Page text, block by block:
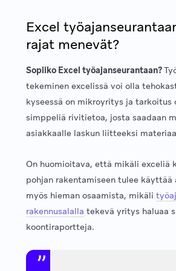
Excel
rajat menevät?
Sopiiko Excel työajanseurantaan?
tekeminen excelissä voi olla
kyseessä on mikroyritys ja tarkoitus
simppeliä rivitietoa, josta saadaan
asiakkaalle laskun liitteeksi
On huomioitava, että mikäli exceliä
pohjan rakentamiseen tulee käyttää
myös hieman osaamista, mikäli
rakennusalalla tekevä yritys haluaa
koontiraportteja.